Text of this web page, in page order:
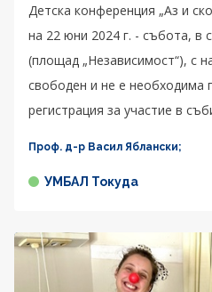
Детска конференция „Аз и
на 22 юни 2024 г. - събота, в
(площад „Независимост“), с
свободен и не е необходима
регистрация за участие в
Проф. д-р Васил Яблански;
УМБАЛ Токуда